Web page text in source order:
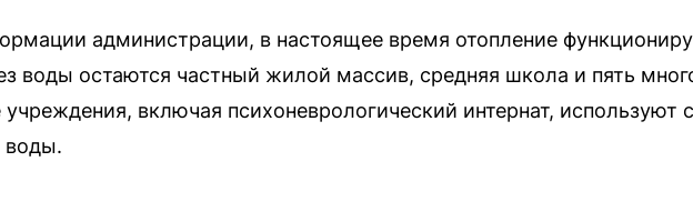
администрации, в настоящее время отопление
воды остаются частный жилой массив, средняя школа и пять
включая психоневрологический интернат, используют
воды.